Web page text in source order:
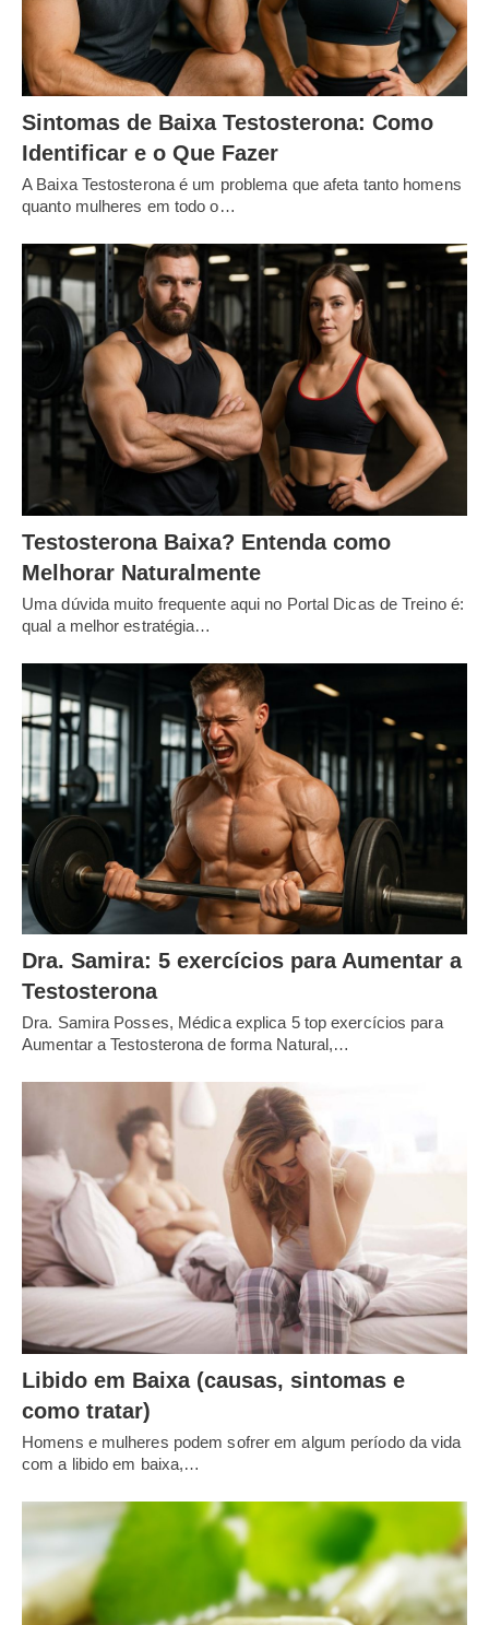
Sintomas de Baixa Testosterona: Como
Identificar e o Que Fazer
A Baixa Testosterona é um problema que afeta tanto homens
quanto mulheres em todo o…
Testosterona Baixa? Entenda como
Melhorar Naturalmente
Uma dúvida muito frequente aqui no Portal Dicas de Treino é:
qual a melhor estratégia…
Dra. Samira: 5 exercícios para Aumentar a
Testosterona
Dra. Samira Posses, Médica explica 5 top exercícios para
Aumentar a Testosterona de forma Natural,…
Libido em Baixa (causas, sintomas e
como tratar)
Homens e mulheres podem sofrer em algum período da vida
com a libido em baixa,…